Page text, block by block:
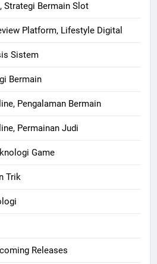
Strategi Bermain Slot
Platform, Lifestyle Digital
Sistem
Bermain
Pengalaman Bermain
Permainan Judi
Game
Trik
Releases